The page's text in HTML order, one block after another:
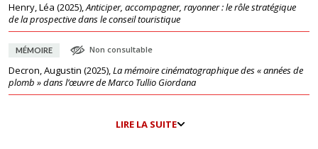
Henry, Léa (2025),Anticiper, accompagner, rayonner : le rôle stratégique
de la prospective dans le conseil touristique
MÉMOIRE Non consultable
Decron, Augustin (2025),La mémoire cinématographique des « années de
plomb » dans l’œuvre de Marco Tullio Giordana
LIRE LA SUITE